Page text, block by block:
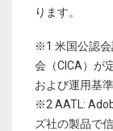
ります。
※1 米国公認会
会（CICA）が
および運用基
※2 AATL:
ズ社の製品で